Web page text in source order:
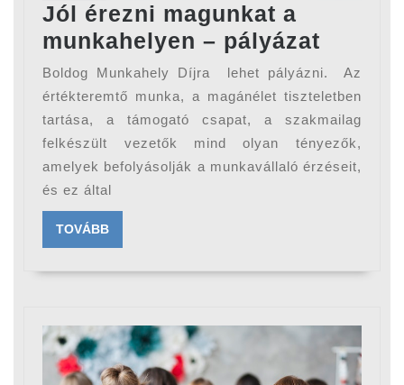
Jól érezni magunkat a
munkahelyen – pályázat
érezni
a
–
Boldog Munkahely Díjra lehet pályázni. Az
értékteremtő munka, a magánélet tiszteletben
tartása, a támogató csapat, a szakmailag
felkészült vezetők mind olyan tényezők,
amelyek befolyásolják a munkavállaló érzéseit,
és ez által
TOVÁBBTOVÁBB